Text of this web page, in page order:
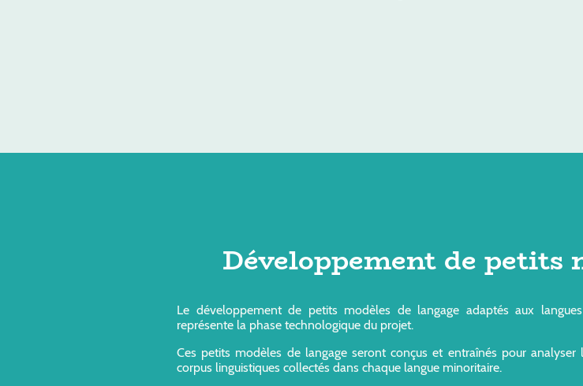
Développement de petits
Le développement de petits modèles de langage adaptés aux
représente la phase technologique du projet.
Ces petits modèles de langage seront conçus et entraînés pour
corpus linguistiques collectés dans chaque langue minoritaire.